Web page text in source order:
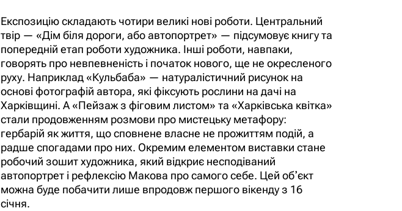
Експозицію складають чотири великі нові роботи. Центральний
твір — «Дім біля дороги, або автопортрет» — підсумовує книгу та
попередній етап роботи художника. Інші роботи, навпаки,
говорять про невпевненість і початок нового, ще не окресленого
руху. Наприклад «Кульбаба» — натуралістичний рисунок на
основі фотографій автора, які фіксують рослини на дачі на
Харківщині. А «Пейзаж з фіговим листом» та «Харківська квітка»
стали продовженням розмови про мистецьку метафору:
гербарій як життя, що сповнене власне не прожиттям подій, а
радше спогадами про них. Окремим елементом виставки стане
робочий зошит художника, який відкриє несподіваний
автопортрет і рефлексію Макова про самого себе. Цей обʼєкт
можна буде побачити лише впродовж першого вікенду з 16
січня.